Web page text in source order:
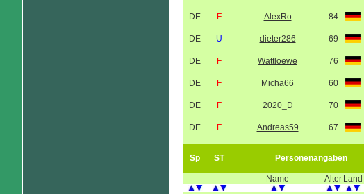
DE F AlexRo 84
DE U dieter286 69
DE F Wattloewe 76
DE F Micha66 60
DE F 2020_D 70
DE F Andreas59 67
Sp ST Personenangaben
Name Alter Land